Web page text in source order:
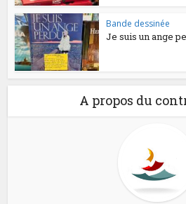
Bande dessinée
Je suis un ange
A propos du